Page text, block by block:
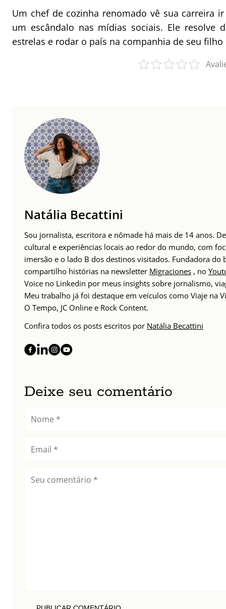
Um chef de cozinha renomado vê sua carreira
um escândalo nas mídias sociais. Ele resolve
estrelas e rodar o país na companhia de seu
Natália Becattini
Sou jornalista, escritora e nômade há mais de 14 anos.
cultural e experiências locais ao redor do mundo, com
imersão e o lado B dos destinos visitados. Fundadora
compartilho histórias na newsletter Migraciones , no
Voice no Linkedin por meus insights sobre jornalismo,
Meu trabalho já foi destaque em veículos como Viaje na
O Tempo, JC Online e Rock Content.
Confira todos os posts escritos por Natália Becattini
Deixe seu comentário